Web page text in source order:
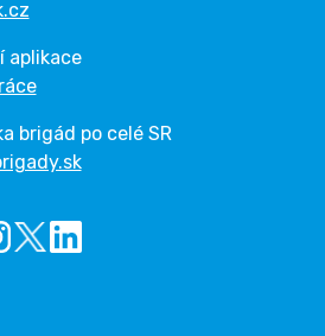
aplikace
brigád po celé SR